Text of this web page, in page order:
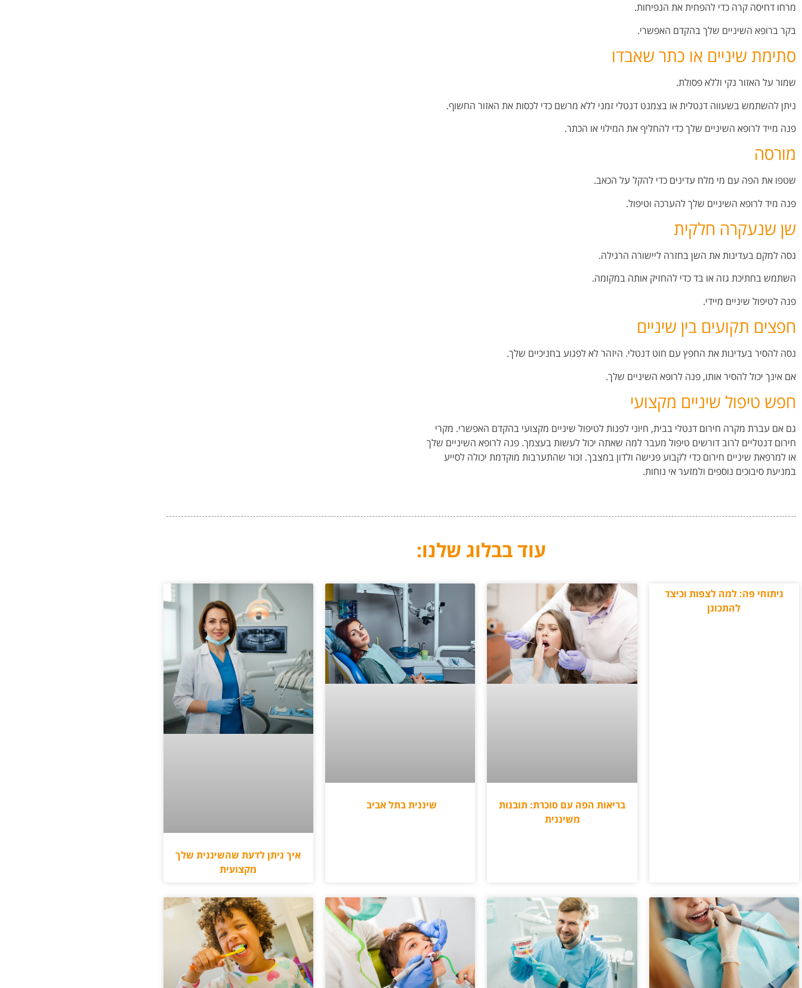
מרחו דחיסה קרה כדי להפחית את הנפיחות.
בקר ברופא השיניים שלך בהקדם האפשרי.
סתימת שיניים או כתר שאבדו
שמור על האזור נקי וללא פסולת.
ניתן להשתמש בשעווה דנטלית או בצמנט דנטלי זמני ללא מרשם כדי לכסות את האזור החשוף.
פנה מייד לרופא השיניים שלך כדי להחליף את המילוי או הכתר.
מורסה
שטפו את הפה עם מי מלח עדינים כדי להקל על הכאב.
פנה מיד לרופא השיניים שלך להערכה וטיפול.
שן שנעקרה חלקית
נסה למקם בעדינות את השן בחזרה ליישורה הרגילה.
השתמש בחתיכת גזה או בד כדי להחזיק אותה במקומה.
פנה לטיפול שיניים מיידי.
חפצים תקועים בין שיניים
נסה להסיר בעדינות את החפץ עם חוט דנטלי. היזהר לא לפגוע בחניכיים שלך.
אם אינך יכול להסיר אותו, פנה לרופא השיניים שלך.
חפש טיפול שיניים מקצועי
גם אם עברת מקרה חירום דנטלי בבית, חיוני לפנות לטיפול שיניים מקצועי בהקדם האפשרי. מקרי
חירום דנטליים לרוב דורשים טיפול מעבר למה שאתה יכול לעשות בעצמך. פנה לרופא השיניים שלך
או למרפאת שיניים חירום כדי לקבוע פגישה ולדון במצבך. זכור שהתערבות מוקדמת יכולה לסייע
במניעת סיבוכים נוספים ולמזער אי נוחות.
עוד בבלוג שלנו:
ניתוחי פה: למה לצפות וכיצד
להתכונן
בריאות הפה עם סוכרת: תובנות
משיננית
שיננית בתל אביב
איך ניתן לדעת שהשיננית שלך
מקצועית